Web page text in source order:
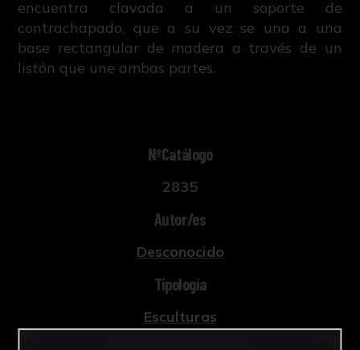
encuentra clavada a un soporte de
contrachapado, que a su vez se una a una
base rectangular de madera a través de un
listón que une ambas partes.
NºCatálogo
2835
Autor/es
Desconocido
Tipología
Esculturas